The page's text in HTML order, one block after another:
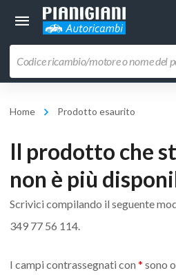
prodotti
Home Prodotto esaurito
Il prodotto che
non è più
Scrivici compilando il seguente
349 77 56 114.
I campi contrassegnati con * sono